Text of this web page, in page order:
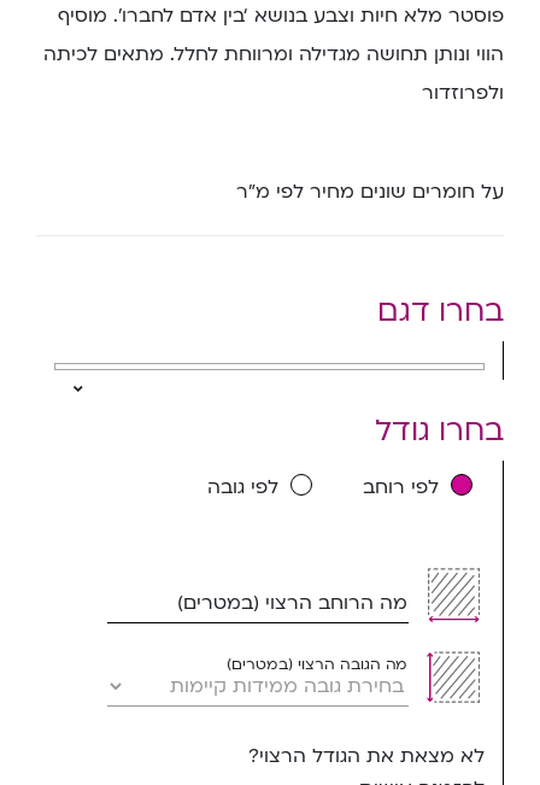
פוסטר מלא חיות וצבע בנושא ‘בין אדם לחברו’. מוסיף
הווי ונותן תחושה מגדילה ומרווחת לחלל. מתאים לכיתה
ולפרוזדור
על חומרים שונים מחיר לפי מ”ר
בחרו דגם
בחרו גודל
לפי רוחב לפי גובה
מה הרוחב הרצוי (במטרים)
מה הגובה הרצוי (במטרים)
לא מצאת את הגודל הרצוי?